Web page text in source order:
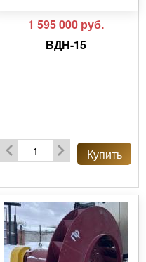
1 595 000 руб.
ВДН-15
Купить